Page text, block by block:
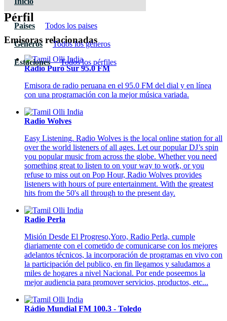
Paises Todos los paises
Géneros Todos los géneros
Estaciones Todos los pérfiles
Pérfil
Emisoras relacionadas
Radio Puro Sur 95.0 FM
Emisora de radio peruana en el 95.0 FM del dial y en línea
con una programación con la mejor música variada.
Radio Wolves
Easy Listening. Radio Wolves is the local online station for all
over the world listeners of all ages. Let our popular DJ’s spin
you popular music from across the globe. Whether you need
something great to listen to on your way to work, or you
refuse to miss out on Pop Hour, Radio Wolves provides
listeners with hours of pure entertainment. With the greatest
hits from the 50's all through to the present day.
Radio Perla
Misión Desde El Progreso,Yoro, Radio Perla, cumple
diariamente con el cometido de comunicarse con los mejores
adelantos técnicos, la incorporación de programas en vivo con
la participación del publico, en fin llegamos y saludamos a
miles de hogares a nivel Nacional. Por ende poseemos la
mejor audiencia para promover servicios, productos, etc...
Rádio Mundial FM 100.3 - Toledo